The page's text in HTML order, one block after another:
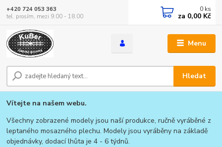
Menu
Hledat
+420 724 053 363
tel. prosím, mezi 9.00 - 18.00
0 ks
za 0,00 Kč
Vítejte na našem webu.
Všechny zobrazené modely jsou naší produkce, ručně vyráběné z
leptaného mosazného plechu. Modely jsou vyráběny na základě
objednávky, dodací lhůta je 4 - 6 týdnů.